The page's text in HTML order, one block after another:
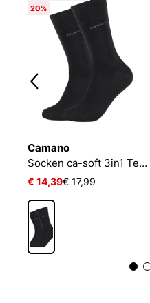
20%
Camano
Socken ca-soft 3in1 Tencel Wolle Bambus
€ 14,39€ 17,99